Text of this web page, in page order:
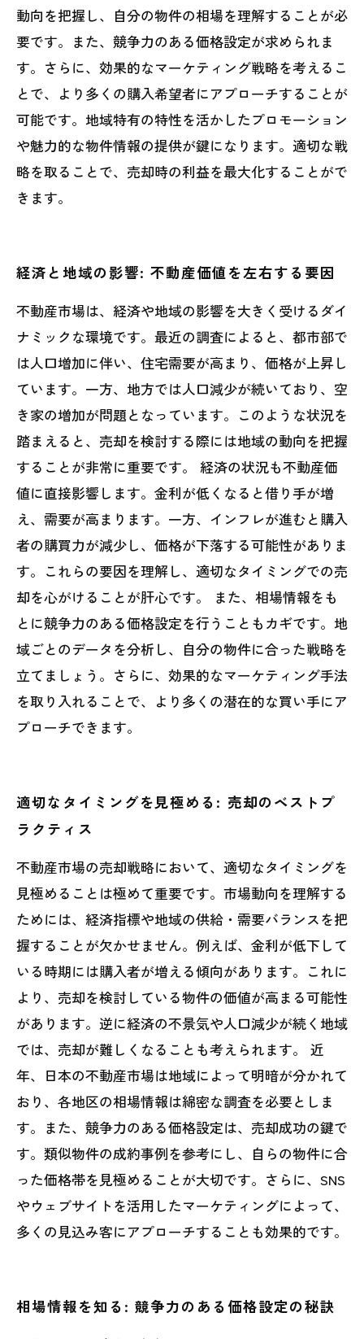
動向を把握し、自分の物件の相場を理解することが必
要です。また、競争力のある価格設定が求められま
す。さらに、効果的なマーケティング戦略を考えるこ
とで、より多くの購入希望者にアプローチすることが
可能です。地域特有の特性を活かしたプロモーション
や魅力的な物件情報の提供が鍵になります。適切な戦
略を取ることで、売却時の利益を最大化することがで
きます。
経済と地域の影響: 不動産価値を左右する要因
不動産市場は、経済や地域の影響を大きく受けるダイ
ナミックな環境です。最近の調査によると、都市部で
は人口増加に伴い、住宅需要が高まり、価格が上昇し
ています。一方、地方では人口減少が続いており、空
き家の増加が問題となっています。このような状況を
踏まえると、売却を検討する際には地域の動向を把握
することが非常に重要です。 経済の状況も不動産価
値に直接影響します。金利が低くなると借り手が増
え、需要が高まります。一方、インフレが進むと購入
者の購買力が減少し、価格が下落する可能性がありま
す。これらの要因を理解し、適切なタイミングでの売
却を心がけることが肝心です。 また、相場情報をも
とに競争力のある価格設定を行うこともカギです。地
域ごとのデータを分析し、自分の物件に合った戦略を
立てましょう。さらに、効果的なマーケティング手法
を取り入れることで、より多くの潜在的な買い手にア
プローチできます。
適切なタイミングを見極める: 売却のベストプ
ラクティス
不動産市場の売却戦略において、適切なタイミングを
見極めることは極めて重要です。市場動向を理解する
ためには、経済指標や地域の供給・需要バランスを把
握することが欠かせません。例えば、金利が低下して
いる時期には購入者が増える傾向があります。これに
より、売却を検討している物件の価値が高まる可能性
があります。逆に経済の不景気や人口減少が続く地域
では、売却が難しくなることも考えられます。 近
年、日本の不動産市場は地域によって明暗が分かれて
おり、各地区の相場情報は綿密な調査を必要としま
す。また、競争力のある価格設定は、売却成功の鍵で
す。類似物件の成約事例を参考にし、自らの物件に合
った価格帯を見極めることが大切です。さらに、SNS
やウェブサイトを活用したマーケティングによって、
多くの見込み客にアプローチすることも効果的です。
相場情報を知る: 競争力のある価格設定の秘訣